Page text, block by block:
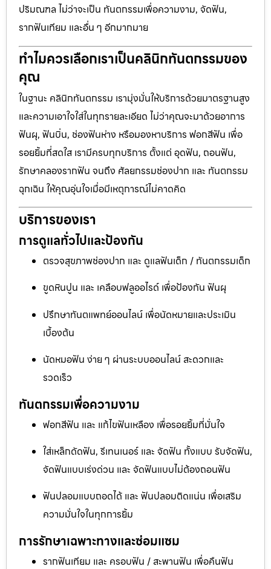
ปริมณฑล ไม่ว่าจะเป็น ทันตกรรมเพื่อความงาม, จัดฟัน,
รากฟันเทียม และอื่น ๆ อีกมากมาย
ทำไมควรเลือกเราเป็นคลินิกทันตกรรมของ
คุณ
ในฐานะ คลินิกทันตกรรม เรามุ่งมั่นให้บริการด้วยมาตรฐานสูง
และความเอาใจใส่ในทุกรายละเอียด ไม่ว่าคุณจะมาด้วยอาการ
ฟันผุ, ฟันบิ่น, ช่องฟันห่าง หรือมองหาบริการ ฟอกสีฟัน เพื่อ
รอยยิ้มที่สดใส เรามีครบทุกบริการ ตั้งแต่ อุดฟัน, ถอนฟัน,
รักษาคลองรากฟัน จนถึง ศัลยกรรมช่องปาก และ ทันตกรรม
ฉุกเฉิน ให้คุณอุ่นใจเมื่อมีเหตุการณ์ไม่คาดคิด
บริการของเรา
การดูแลทั่วไปและป้องกัน
ตรวจสุขภาพช่องปาก และ ดูแลฟันเด็ก / ทันตกรรมเด็ก
ขูดหินปูน และ เคลือบฟลูออไรด์ เพื่อป้องกัน ฟันผุ
ปรึกษาทันตแพทย์ออนไลน์ เพื่อนัดหมายและประเมิน
เบื้องต้น
นัดหมอฟัน ง่าย ๆ ผ่านระบบออนไลน์ สะดวกและ
รวดเร็ว
ทันตกรรมเพื่อความงาม
ฟอกสีฟัน และ แก้ไขฟันเหลือง เพื่อรอยยิ้มที่มั่นใจ
ใส่เหล็กดัดฟัน, รีเทนเนอร์ และ จัดฟัน ทั้งแบบ รับจัดฟัน,
จัดฟันแบบเร่งด่วน และ จัดฟันแบบไม่ต้องถอนฟัน
ฟันปลอมแบบถอดได้ และ ฟันปลอมติดแน่น เพื่อเสริม
ความมั่นใจในทุกการยิ้ม
การรักษาเฉพาะทางและซ่อมแซม
รากฟันเทียม และ ครอบฟัน / สะพานฟัน เพื่อคืนฟัน